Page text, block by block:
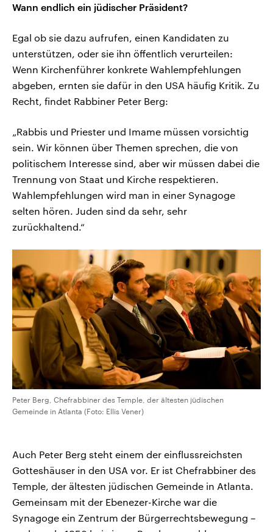
Wann endlich ein jüdischer Präsident?
Egal ob sie dazu aufrufen, einen Kandidaten zu
unterstützen, oder sie ihn öffentlich verurteilen:
Wenn Kirchenführer konkrete Wahlempfehlungen
abgeben, ernten sie dafür in den USA häufig Kritik. Zu
Recht, findet Rabbiner Peter Berg:
„Rabbis und Priester und Imame müssen vorsichtig
sein. Wir können über Themen sprechen, die von
politischem Interesse sind, aber wir müssen dabei die
Trennung von Staat und Kirche respektieren.
Wahlempfehlungen wird man in einer Synagoge
selten hören. Juden sind da sehr, sehr
zurückhaltend.“
Peter Berg, Chefrabbiner des Temple, der ältesten jüdischen
Gemeinde in Atlanta (Foto: Ellis Vener)
Auch Peter Berg steht einem der einflussreichsten
Gotteshäuser in den USA vor. Er ist Chefrabbiner des
Temple, der ältesten jüdischen Gemeinde in Atlanta.
Gemeinsam mit der Ebenezer-Kirche war die
Synagoge ein Zentrum der Bürgerrechtsbewegung –